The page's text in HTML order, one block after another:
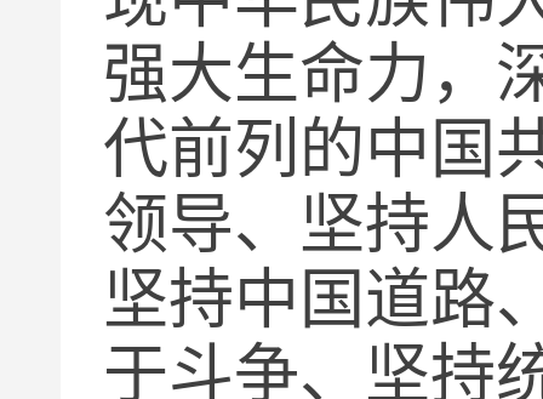
强大生命力，
代前列的中国
领导、坚持人
坚持中国道路
于斗争、坚持